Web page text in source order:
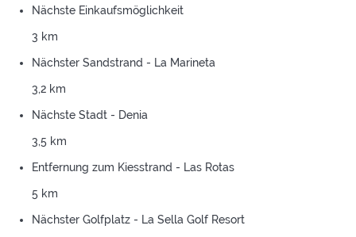
Nächste Einkaufsmöglichkeit
3 km
Nächster Sandstrand - La Marineta
3,2 km
Nächste Stadt - Denia
3,5 km
Entfernung zum Kiesstrand - Las Rotas
5 km
Nächster Golfplatz - La Sella Golf Resort